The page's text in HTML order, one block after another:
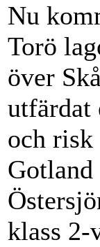
Nu
Torö
över
utfärdat
och risk
klass 2-